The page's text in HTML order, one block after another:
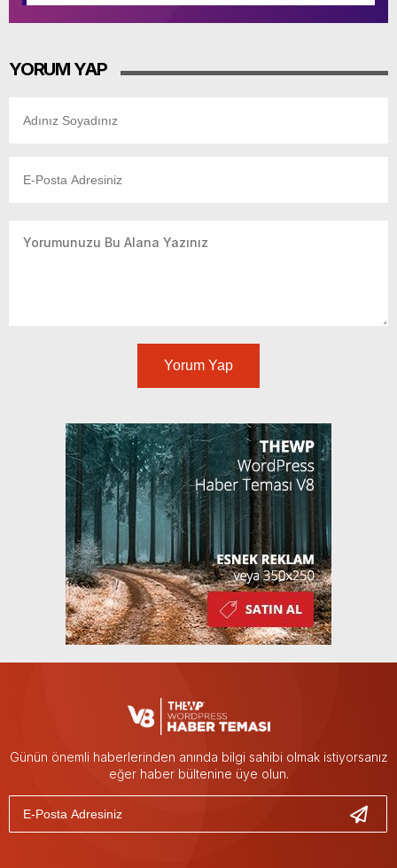
YORUM YAP
Yorum Yap
Günün önemli haberlerinden anında bilgi sahibi olmak istiyorsanız
eğer haber bültenine üye olun.